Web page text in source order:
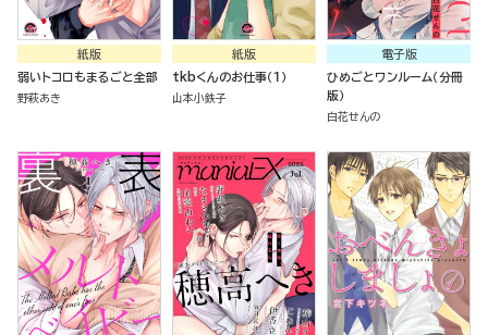
紙版
弱いトコロもまるごと全部
野萩あき
紙版
tkbくんのお仕事（１）
山本小鉄子
電子版
ひめごとワンルーム（分冊
版）
白花せんの